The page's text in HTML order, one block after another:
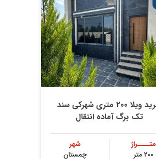
خرید ویلا 200 متری شهركي سند
تك برگ آماده انتقال
متــــراژ
200 متر
شهر
چمستان